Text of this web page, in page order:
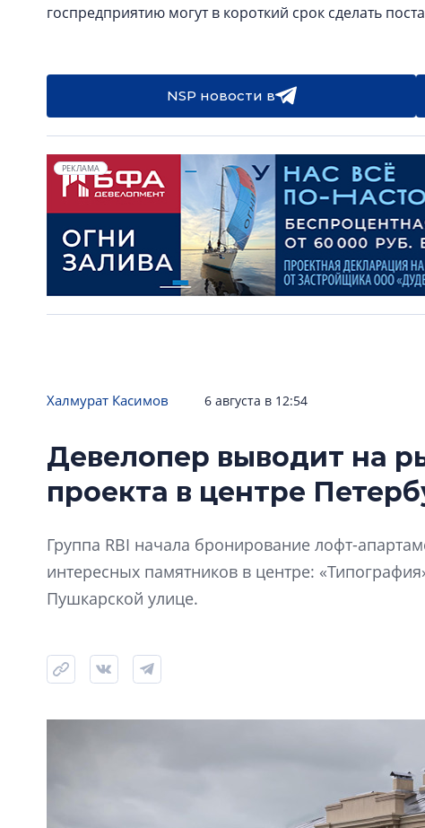
госпредприятию могут в короткий срок сделать
NSP новости в
РЕКЛАМА
Халмурат Касимов 6 августа в 12:54
Девелопер выводит на
проекта в центре
Группа RBI начала бронирование лофт-
интересных памятников в центре:
Пушкарской улице.